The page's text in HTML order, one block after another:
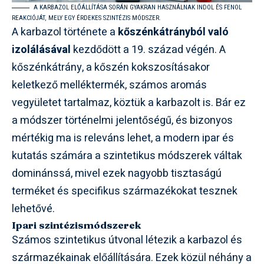
A KARBAZOL ELŐÁLLÍTÁSA SORÁN GYAKRAN HASZNÁLNAK INDOL ÉS FENOL
REAKCIÓJÁT, MELY EGY ÉRDEKES SZINTÉZIS MÓDSZER.
A karbazol története a kőszénkátrányból való
izolálásával kezdődött a 19. század végén. A
kőszénkátrány, a kőszén kokszosításakor
keletkező melléktermék, számos aromás
vegyületet tartalmaz, köztük a karbazolt is. Bár ez
a módszer történelmi jelentőségű, és bizonyos
mértékig ma is releváns lehet, a modern ipar és
kutatás számára a szintetikus módszerek váltak
dominánssá, mivel ezek nagyobb tisztaságú
terméket és specifikus származékokat tesznek
lehetővé.
Ipari szintézismódszerek
Számos szintetikus útvonal létezik a karbazol és
származékainak előállítására. Ezek közül néhány a